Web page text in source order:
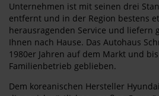
Unternehmen ist mit seinen drei
entfernt und in der Region bestens
herausragenden Service und liefern
Ihnen nach Hause. Das Autohaus
1980er Jahren auf dem Markt und
Familienbetrieb geblieben.
Dem koreanischen Hersteller